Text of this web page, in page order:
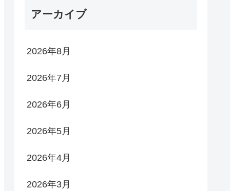
アーカイブ
2026年8月
2026年7月
2026年6月
2026年5月
2026年4月
2026年3月